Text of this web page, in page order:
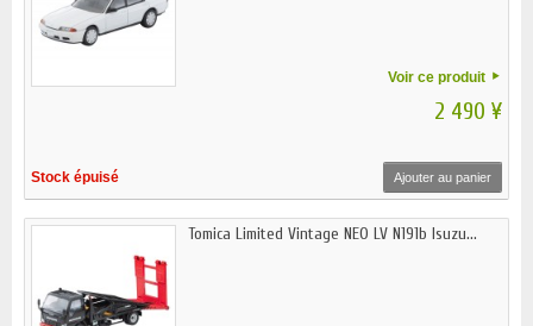
Voir ce produit
2 490 ¥
Stock épuisé Ajouter au panier
Tomica Limited Vintage NEO LV N191b Isuzu...